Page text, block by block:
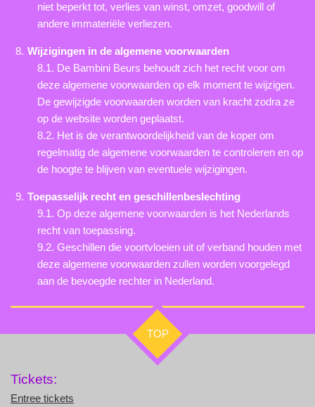
niet beperkt tot, verlies van winst, omzet, goodwill of
andere immateriële verliezen.
Wijzigingen in de algemene voorwaarden
8.1. De Bambini Beurs behoudt zich het recht voor om
deze algemene voorwaarden op elk moment te wijzigen.
De gewijzigde voorwaarden worden van kracht zodra ze
op de website worden geplaatst.
8.2. Het is de verantwoordelijkheid van de koper om
regelmatig de algemene voorwaarden te controleren en op
de hoogte te blijven van eventuele wijzigingen.
Toepasselijk recht en geschillenbeslechting
9.1. Op deze algemene voorwaarden is het Nederlands
recht van toepassing.
9.2. Geschillen die voortvloeien uit of verband houden met
deze algemene voorwaarden zullen worden voorgelegd
aan de bevoegde rechter in Nederland.
TOP
Tickets:
Entree tickets